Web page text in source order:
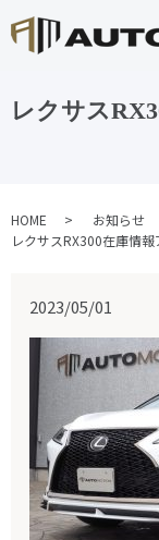
レクサス
HOME
お知らせ
レクサスRX300在庫情
2023/05/01